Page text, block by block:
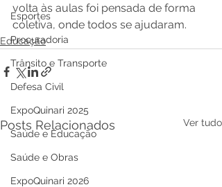
Esportes
Procuradoria
Trânsito e Transporte
Defesa Civil
ExpoQuinari 2025
Saúde e Educação
Saúde e Obras
ExpoQuinari 2026
volta às aulas foi pensada de forma
coletiva, onde todos se ajudaram.
Educação
Posts Relacionados Ver tudo